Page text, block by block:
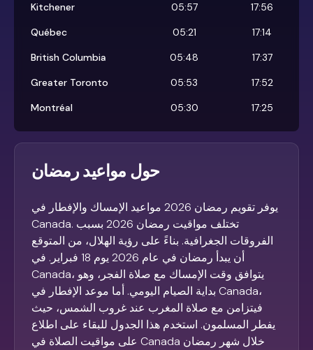
Kitchener
05:57
17:56
Québec
05:21
17:14
British Columbia
05:48
17:37
Greater Toronto
05:53
17:52
Montréal
05:30 17:25
حول مواعيد رمضان
يوفر تقويم رمضان 2026 مواعيد الإمساك والإفطار في
Canada. تختلف مواقيت رمضان 2026 بسبب
الفروقات الجغرافية. بناءً على رؤية الهلال، من المتوقع
أن يبدأ رمضان في عام 2026 يوم 18 فبراير. في
Canada، يتوافق وقت الإمساك مع صلاة الفجر، وهو
بداية الصيام اليومي. أما موعد الإفطار في Canada،
فيتزامن مع صلاة المغرب عند غروب الشمس، حيث
يفطر المسلمون. استخدم هذا الجدول للبقاء على اطلاع
على مواقيت الصلاة في Canada خلال شهر رمضان